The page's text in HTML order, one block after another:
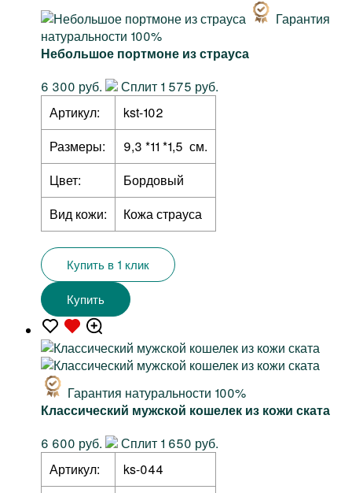
Гарантия
натуральности 100%
Небольшое портмоне из страуса
6 300 руб.
Сплит 1 575 руб.
Артикул:
kst-102
Размеры:
9,3 *11 *1,5 см.
Цвет:
Бордовый
Вид кожи:
Кожа страуса
Купить в 1 клик
Купить
Гарантия натуральности 100%
Классический мужской кошелек из кожи ската
6 600 руб.
Сплит 1 650 руб.
Артикул:
ks-044